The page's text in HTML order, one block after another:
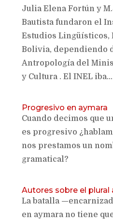
Julia Elena Fortún y
Bautista fundaron el
Estudios Lingüísticos,
Bolivia, dependiendo
Antropología del
y Cultura . El INEL iba...
Progresivo en aymara
Cuando decimos que
es progresivo
nos prestamos un
gramatical?
Autores sobre el plural
La batalla
en aymara no tiene